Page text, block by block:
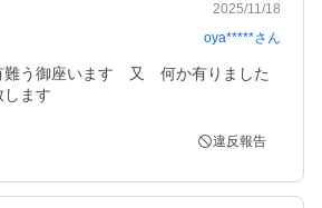
2025/11/18
oya*****さん
う御座います　又　何か有りました
します
違反報告